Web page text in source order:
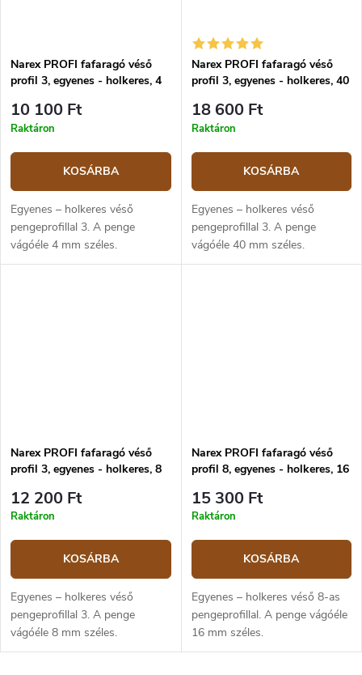
Narex PROFI fafaragó véső
profil 3, egyenes - holkeres, 4
10 100 Ft
Raktáron
KOSÁRBA
Egyenes – holkeres véső
pengeprofillal 3. A penge
vágóéle 4 mm széles.
Narex PROFI fafaragó véső
profil 3, egyenes - holkeres, 40
18 600 Ft
Raktáron
KOSÁRBA
Egyenes – holkeres véső
pengeprofillal 3. A penge
vágóéle 40 mm széles.
Narex PROFI fafaragó véső
profil 3, egyenes - holkeres, 8
12 200 Ft
Raktáron
KOSÁRBA
Egyenes – holkeres véső
pengeprofillal 3. A penge
vágóéle 8 mm széles.
Narex PROFI fafaragó véső
profil 8, egyenes - holkeres, 16
15 300 Ft
Raktáron
KOSÁRBA
Egyenes – holkeres véső 8-as
pengeprofillal. A penge vágóéle
16 mm széles.